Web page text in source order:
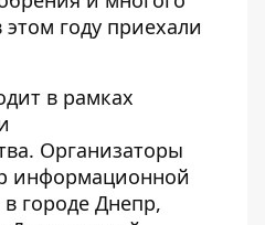
году приехали
в рамках
Организаторы
информационной
в городе Днепр,